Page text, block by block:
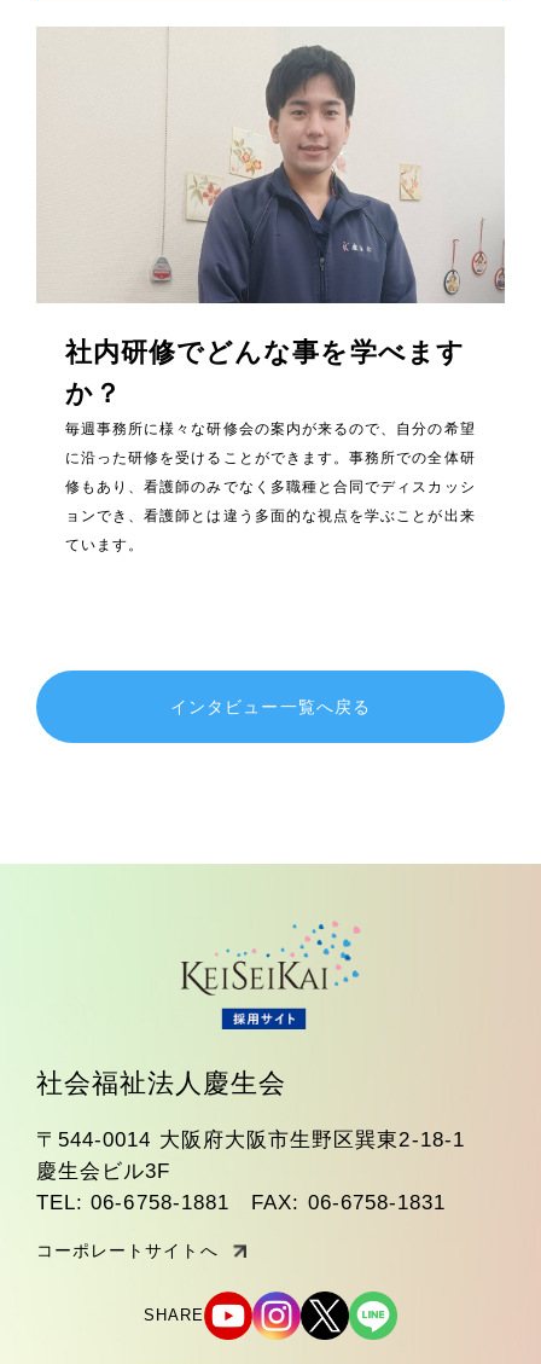
社内研修でどんな事を学べます
か？
毎週事務所に様々な研修会の案内が来るので、自分の希望
に沿った研修を受けることができます。事務所での全体研
修もあり、看護師のみでなく多職種と合同でディスカッシ
ョンでき、看護師とは違う多面的な視点を学ぶことが出来
ています。
インタビュー一覧へ戻る
社会福祉法人慶生会
〒544-0014 大阪府大阪市生野区巽東2-18-1
慶生会ビル3F
TEL: 06-6758-1881 FAX: 06-6758-1831
コーポレートサイトへ
SHARE